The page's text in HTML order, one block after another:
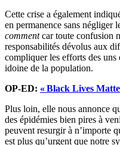
Cette crise a également
en permanence sans négliger
commentcar toute confusion
responsabilités dévolus aux
compliquer les efforts des uns
idoine de la population.
OP-ED: « Black Lives
Plus loin, elle nous annonce
des épidémies bien pires à
peuvent resurgir à n’importe
est plus qu’urgent que notre